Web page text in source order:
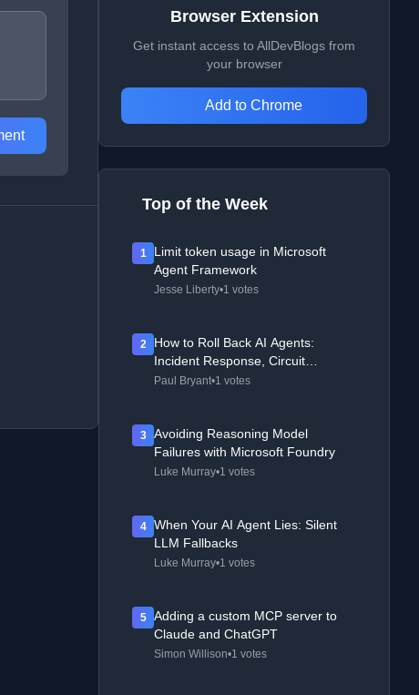
Browser Extension
Get instant access to AllDevBlogs from
your browser
Add to Chrome
Top of the Week
1
Limit token usage in Microsoft
Agent Framework
Jesse Liberty•1 votes
2
How to Roll Back AI Agents:
Incident Response, Circuit
Breakers, and Recovery Patterns
Paul Bryant•1 votes
3
Avoiding Reasoning Model
Failures with Microsoft Foundry
Luke Murray•1 votes
4
When Your AI Agent Lies: Silent
LLM Fallbacks
Luke Murray•1 votes
5
Adding a custom MCP server to
Claude and ChatGPT
Simon Willison•1 votes